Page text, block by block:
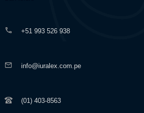
+51 993 526 938
info@iuralex.com.pe
(01) 403-8563